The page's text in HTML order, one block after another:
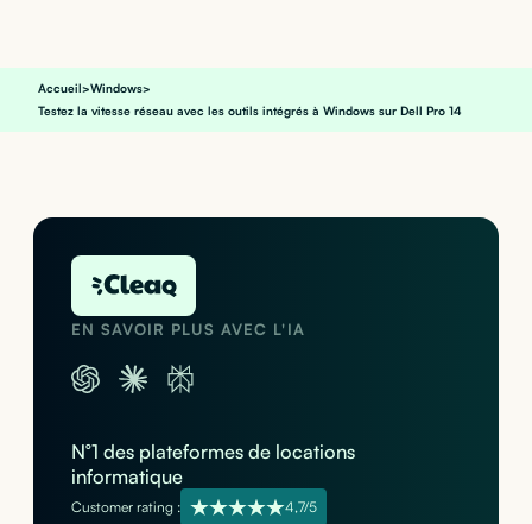
Accueil>Windows>
Testez la vitesse réseau avec les outils intégrés à Windows sur Dell Pro 14
EN SAVOIR PLUS AVEC L'IA
N°1 des plateformes de locations
informatique
Customer rating : 4,7/5